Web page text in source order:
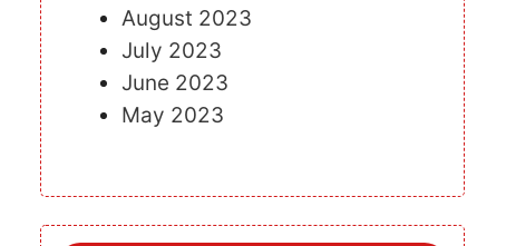
August 2023
July 2023
June 2023
May 2023